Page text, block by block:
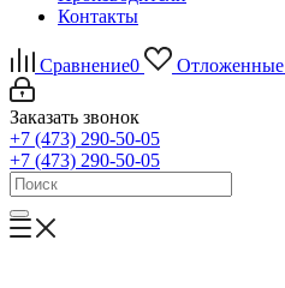
Контакты
Сравнение0 Отложенные
Заказать звонок
+7 (473) 290-50-05
+7 (473) 290-50-05